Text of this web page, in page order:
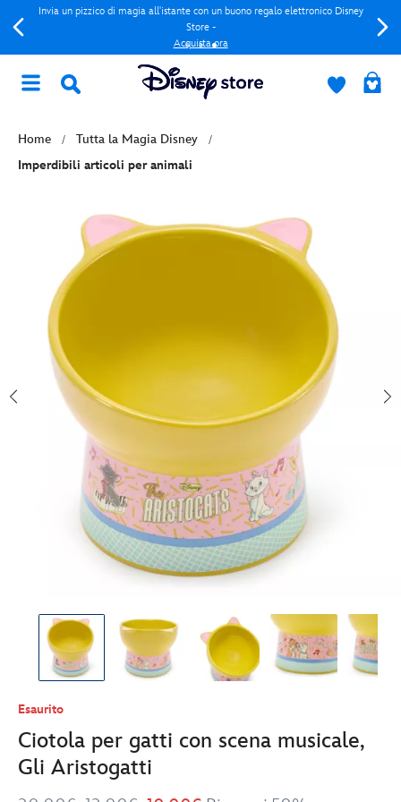
Invia un pizzico di magia all'istante con un buono regalo elettronico Disney
Store -
Acquista ora
Home
Tutta la Magia Disney
Imperdibili articoli per animali
Esaurito
Ciotola per gatti con scena musicale,
Gli Aristogatti